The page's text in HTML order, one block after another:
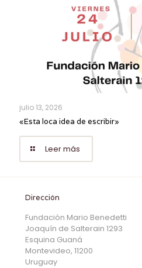
julio 13, 2026
«Esta loca idea de escribir»
Leer más
Dirección
Fundación Mario Benedetti
Joaquín de Salterain 1293
Esquina Guaná
Montevideo, 11200
Uruguay